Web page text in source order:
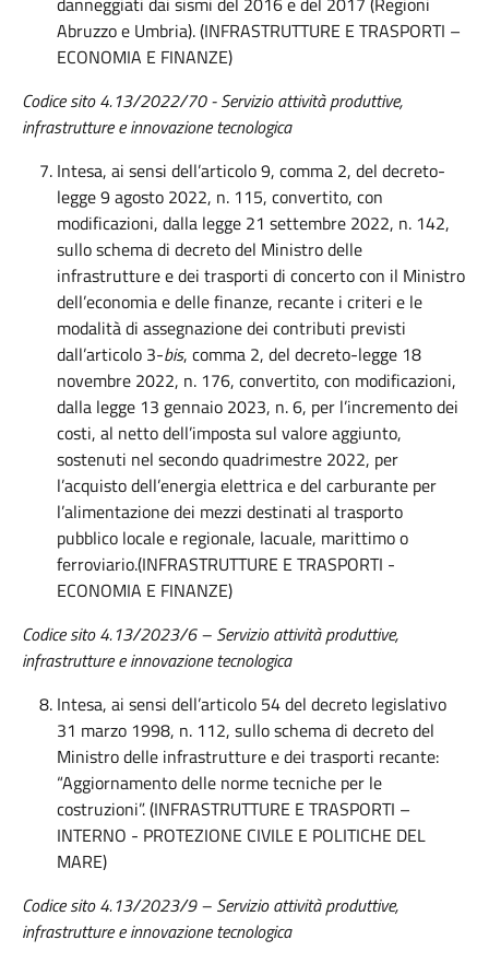
Abruzzo e Umbria). (INFRASTRUTTURE E TRASPORTI –
ECONOMIA E FINANZE)
Codice sito 4.13/2022/70 - Servizio attività produttive,
infrastrutture e innovazione tecnologica
Intesa, ai sensi dell’articolo 9, comma 2, del decreto-
legge 9 agosto 2022, n. 115, convertito, con
modificazioni, dalla legge 21 settembre 2022, n. 142,
sullo schema di decreto del Ministro delle
infrastrutture e dei trasporti di concerto con il Ministro
dell’economia e delle finanze, recante i criteri e le
modalità di assegnazione dei contributi previsti
dall’articolo 3-bis, comma 2, del decreto-legge 18
novembre 2022, n. 176, convertito, con modificazioni,
dalla legge 13 gennaio 2023, n. 6, per l’incremento dei
costi, al netto dell’imposta sul valore aggiunto,
sostenuti nel secondo quadrimestre 2022, per
l’acquisto dell’energia elettrica e del carburante per
l’alimentazione dei mezzi destinati al trasporto
pubblico locale e regionale, lacuale, marittimo o
ferroviario.(INFRASTRUTTURE E TRASPORTI -
ECONOMIA E FINANZE)
Codice sito 4.13/2023/6 – Servizio attività produttive,
infrastrutture e innovazione tecnologica
Intesa, ai sensi dell’articolo 54 del decreto legislativo
31 marzo 1998, n. 112, sullo schema di decreto del
Ministro delle infrastrutture e dei trasporti recante:
“Aggiornamento delle norme tecniche per le
costruzioni”. (INFRASTRUTTURE E TRASPORTI –
INTERNO - PROTEZIONE CIVILE E POLITICHE DEL
MARE)
Codice sito 4.13/2023/9 – Servizio attività produttive,
infrastrutture e innovazione tecnologica